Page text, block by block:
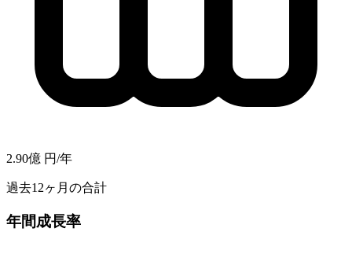
2.90億 円/年
過去12ヶ月の合計
年間成長率